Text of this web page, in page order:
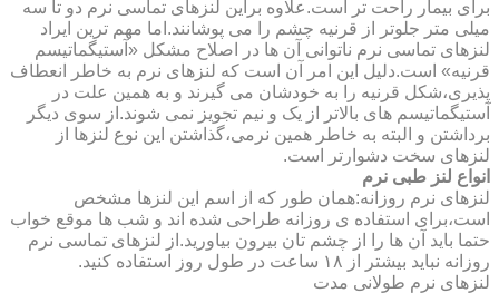
برای بیمار راحت تر است.علاوه براین لنزهای تماسی نرم دو تا سه
میلی متر جلوتر از قرنیه چشم را می پوشانند.اما مهم ترین ایراد
لنزهای تماسی نرم ناتوانی آن ها در اصلاح مشکل «آستیگماتیسم
قرنیه» است.دلیل این امر آن است که لنزهای نرم به خاطر انعطاف
پذیری،شکل قرنیه را به خودشان می گیرند و به همین علت در
آستیگماتیسم های بالاتر از یک و نیم تجویز نمی شوند.از سوی دیگر
برداشتن و البته به خاطر همین نرمی،گذاشتن این نوع لنزها از
لنزهای سخت دشوارتر است.
انواع لنز طبی نرم
لنزهای نرم روزانه:همان طور که از اسم این لنزها مشخص
است،برای استفاده ی روزانه طراحی شده اند و شب ها موقع خواب
حتما باید آن ها را از چشم تان بیرون بیاورید.از لنزهای تماسی نرم
روزانه نباید بیشتر از ۱۸ ساعت در طول روز استفاده کنید.
لنزهای نرم طولانی مدت